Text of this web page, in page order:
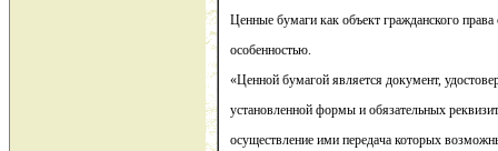
Ценные бумаги как объект гражданского
особенностью.
«Ценной бумагой является документ,
установленной формы и обязательных
осуществление ими передача которых